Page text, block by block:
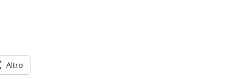
Altro